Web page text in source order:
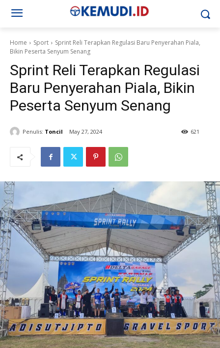
Home Sport
Sprint Reli Terapkan Regulasi Baru Penyerahan Piala,
Bikin Peserta Senyum Senang
Sprint Reli Terapkan Regulasi
Baru Penyerahan Piala, Bikin
Peserta Senyum Senang
Penulis: Toncil May 27, 2024 621